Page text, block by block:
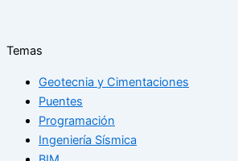
Temas
Geotecnia y Cimentaciones
Puentes
Programación
Ingeniería Sísmica